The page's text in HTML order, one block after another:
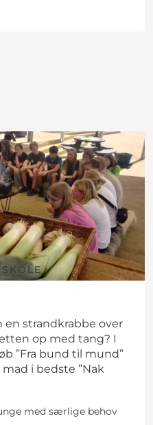
en strandkrabbe over
op med tang? I
”Fra bund til mund”
i bedste ”Nak
med særlige behov